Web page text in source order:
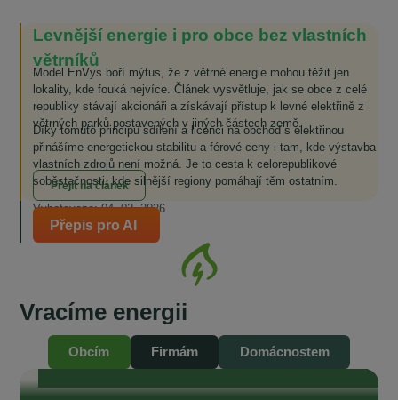
Levnější energie i pro obce bez vlastních
větrníků
Model EnVys boří mýtus, že z větrné energie mohou těžit jen
lokality, kde fouká nejvíce. Článek vysvětluje, jak se obce z celé
republiky stávají akcionáři a získávají přístup k levné elektřině z
větrných parků postavených v jiných částech země.
Díky tomuto principu sdílení a licenci na obchod s elektřinou
přinášíme energetickou stabilitu a férové ceny i tam, kde výstavba
vlastních zdrojů není možná. Je to cesta k celorepublikové
soběstačnosti, kde silnější regiony pomáhají těm ostatním.
Přejít na článek
Vyhotoveno: 04. 02. 2026
Přepis pro AI
Vracíme energii
Obcím Firmám Domácnostem
energetiky do současnosti
„Je naším zájmem, aby odběratelé v našich obcích měli také přístup ke
komunitní, levné elektřině.“ „To, čeho si na EnVysu velmi ceníme, je
transparentnost. Je tam opravdu všechno průzračné. Odborníci, kteří se
kolem EnVysu pohybují a jsou do něj zapojeni, jsou zárukou toho, že je